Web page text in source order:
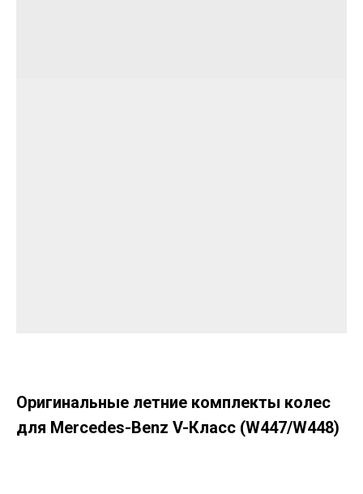
Оригинальные летние комплекты колес
для Mercedes-Benz V-Класс (W447/W448)